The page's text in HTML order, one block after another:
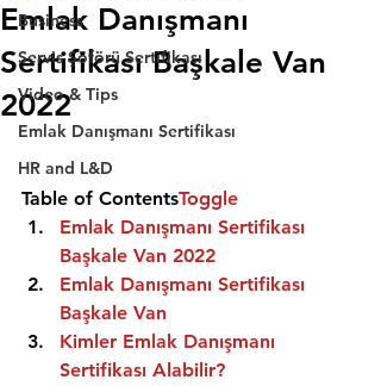
Business
Servis Şöförü Sertifikası
Video & Tips
Emlak Danışmanı Sertifikası
HR and L&D
Emlak Danışmanı
Sertifikası Başkale Van
2022
Table of ContentsToggle
Emlak Danışmanı Sertifikası
Başkale Van 2022
Emlak Danışmanı Sertifikası
Başkale Van
Kimler Emlak Danışmanı
Sertifikası Alabilir?